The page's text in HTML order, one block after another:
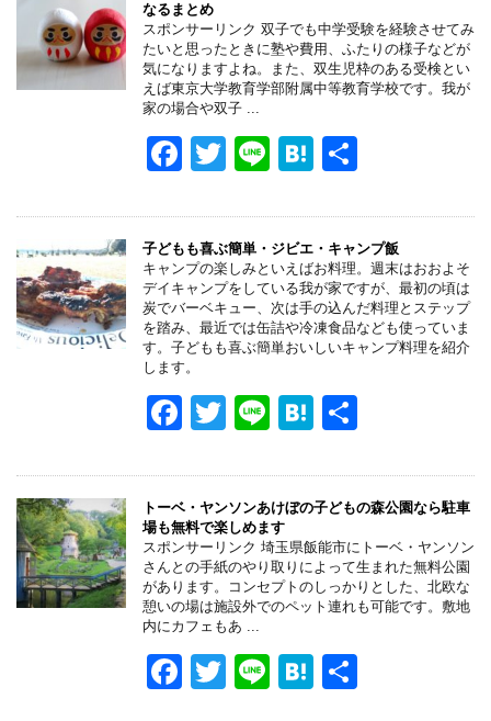
なるまとめ
スポンサーリンク 双子でも中学受験を経験させてみ
たいと思ったときに塾や費用、ふたりの様子などが
気になりますよね。また、双生児枠のある受検とい
えば東京大学教育学部附属中等教育学校です。我が
家の場合や双子 ...
F
c
e
b
o
o
k
T
tt
er
Li
e
H
e
n
a
子どもも喜ぶ簡単・ジビエ・キャンプ飯
キャンプの楽しみといえばお料理。週末はおおよそ
デイキャンプをしている我が家ですが、最初の頃は
炭でバーベキュー、次は手の込んだ料理とステップ
を踏み、最近では缶詰や冷凍食品なども使っていま
す。子どもも喜ぶ簡単おいしいキャンプ料理を紹介
します。
F
c
e
b
o
o
k
T
tt
er
Li
e
H
e
n
a
トーベ・ヤンソンあけぼの子どもの森公園なら駐車
場も無料で楽しめます
スポンサーリンク 埼玉県飯能市にトーベ・ヤンソン
さんとの手紙のやり取りによって生まれた無料公園
があります。コンセプトのしっかりとした、北欧な
憩いの場は施設外でのペット連れも可能です。敷地
内にカフェもあ ...
F
T
Li
H